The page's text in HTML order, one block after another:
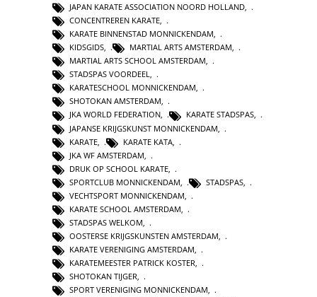
JAPAN KARATE ASSOCIATION NOORD HOLLAND
CONCENTREREN KARATE,
KARATE BINNENSTAD MONNICKENDAM,
KIDSGIDS, MARTIAL ARTS AMSTERDAM,
MARTIAL ARTS SCHOOL AMSTERDAM,
STADSPAS VOORDEEL,
KARATESCHOOL MONNICKENDAM,
SHOTOKAN AMSTERDAM,
JKA WORLD FEDERATION, KARATE STADSPAS,
JAPANSE KRIJGSKUNST MONNICKENDAM
KARATE
KARATE KATA
JKA WF AMSTERDAM
DRUK OP SCHOOL KARATE
SPORTCLUB MONNICKENDAM
STADSPAS
VECHTSPORT MONNICKENDAM
KARATE SCHOOL AMSTERDAM
STADSPAS WELKOM
OOSTERSE KRIJGSKUNSTEN AMSTERDAM,
KARATE VERENIGING AMSTERDAM,
KARATEMEESTER PATRICK KOSTER,
SHOTOKAN TIJGER,
SPORT VERENIGING MONNICKENDAM,